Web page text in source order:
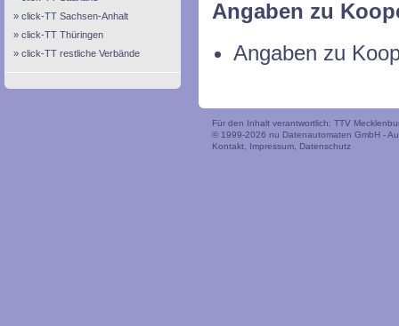
click-TT Sachsen-Anhalt
click-TT Thüringen
click-TT restliche Verbände
Angaben zu
Angaben zu
Für den Inhalt verantwortlich: TTV
© 1999-2026 nu Datenautomaten GmbH -
Kontakt
Impressum Datenschutz